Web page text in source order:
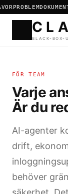
PROBLEM
FÖR TEAM
Varje
Är du
AI-agenter
drift,
behöver